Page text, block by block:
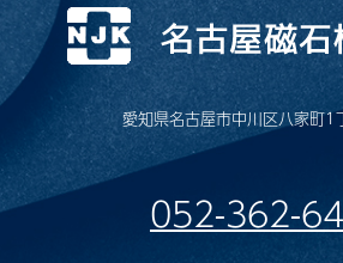
愛知県名古屋市中川区八家町
052-362-